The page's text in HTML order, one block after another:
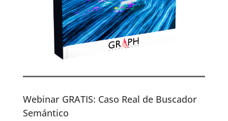
Webinar GRATIS: Caso Real de Buscador
Semántico